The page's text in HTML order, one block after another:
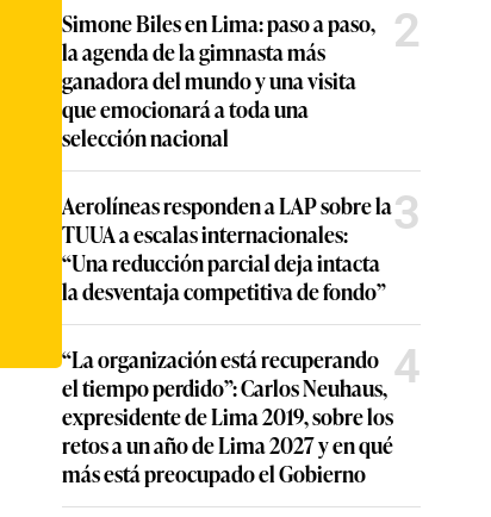
Simone Biles en Lima: paso a paso,
la agenda de la gimnasta más
ganadora del mundo y una visita
que emocionará a toda una
selección nacional
2
Aerolíneas responden a LAP sobre la
TUUA a escalas internacionales:
“Una reducción parcial deja intacta
la desventaja competitiva de fondo”
3
“La organización está recuperando
el tiempo perdido”: Carlos Neuhaus,
expresidente de Lima 2019, sobre los
retos a un año de Lima 2027 y en qué
más está preocupado el Gobierno
4